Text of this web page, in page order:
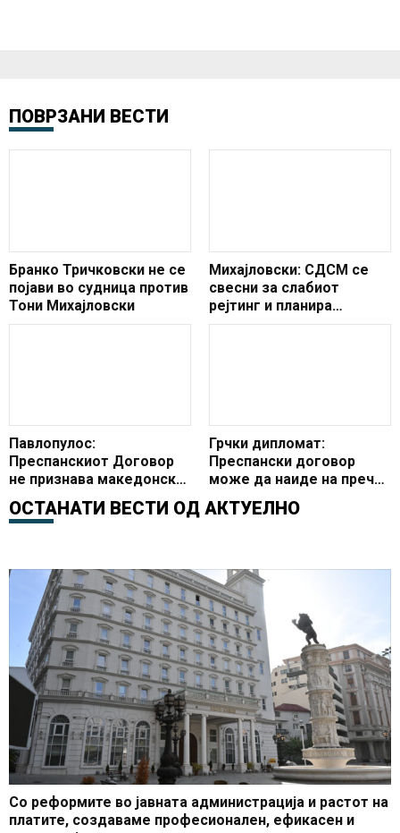
ПОВРЗАНИ ВЕСТИ
Бранко Тричковски не се
појави во судница против
Тони Михајловски
Михајловски: СДСМ се
свесни за слабиот
рејтинг и планира
изборен фалсификат на
Павлопулос:
Преспанскиот Договор
не признава македонска
нација туку државјанство
Грчки дипломат:
Преспански договор
може да наиде на пречки
во ОН
ОСТАНАТИ ВЕСТИ ОД АКТУЕЛНО
Со реформите во јавната администрација и растот на
платите, создаваме професионален, ефикасен и